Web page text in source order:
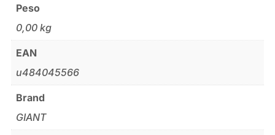
Peso
0,00 kg
EAN
u484045566
Brand
GIANT